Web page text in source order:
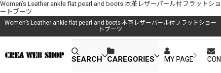
Women’s Leather ankle flat pearl and boots 本革レザーパール付フラットショ
ートブーツ
Women’s Leather ankle flat pearl and boots 本革レザーパール付フラットショー
トブーツ
SEARCH CAREGORIES MY PAGE